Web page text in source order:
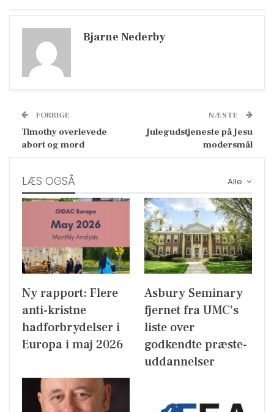
Bjarne Nederby
FORRIGE
Timothy overlevede
abort og mord
NÆSTE
Julegudstjeneste på Jesu
modersmål
Alle
LÆS OGSÅ
Ny rapport: Flere
anti-kristne
hadforbrydelser i
Europa i maj 2026
Asbury Seminary
fjernet fra UMC’s
liste over
godkendte præste-
uddannelser